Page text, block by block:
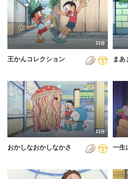
11分
王かんコレクション まあ
11分
おかしなおかしなかさ 一生